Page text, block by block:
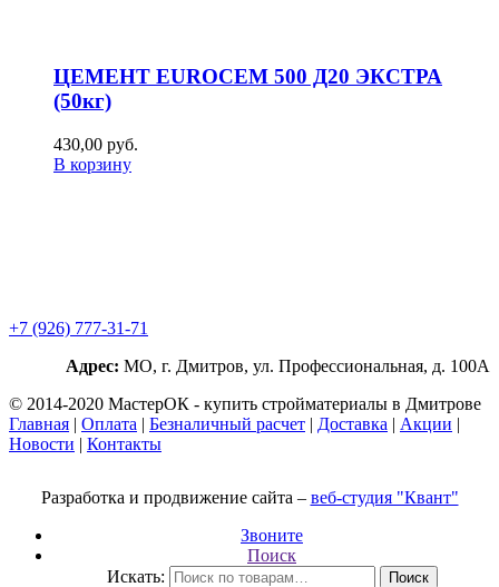
ЦЕМЕНТ EUROCEM 500 Д20 ЭКСТРА
(50кг)
430,00 руб.
В корзину
+7 (926) 777-31-71
Адрес: МО, г. Дмитров, ул. Профессиональная, д. 100А
© 2014-2020 МастерОК - купить стройматериалы в Дмитрове
Главная | Оплата | Безналичный расчет | Доставка | Акции |
Новости | Контакты
Разработка и продвижение сайта – веб-студия "Квант"
Звоните
Поиск
Искать:
Поиск